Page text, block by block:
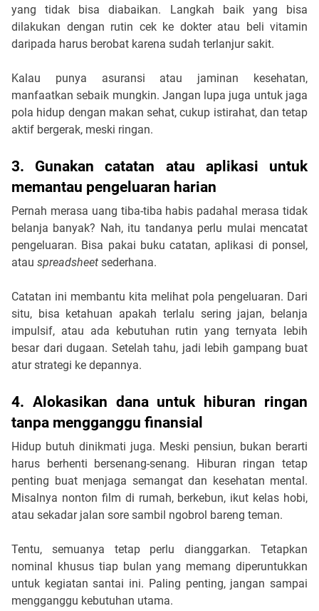
yang tidak bisa diabaikan. Langkah baik yang bisa
dilakukan dengan rutin cek ke dokter atau beli vitamin
daripada harus berobat karena sudah terlanjur sakit.
Kalau punya asuransi atau jaminan kesehatan,
manfaatkan sebaik mungkin. Jangan lupa juga untuk jaga
pola hidup dengan makan sehat, cukup istirahat, dan tetap
aktif bergerak, meski ringan.
3. Gunakan catatan atau aplikasi untuk
memantau pengeluaran harian
Pernah merasa uang tiba-tiba habis padahal merasa tidak
belanja banyak? Nah, itu tandanya perlu mulai mencatat
pengeluaran. Bisa pakai buku catatan, aplikasi di ponsel,
atau spreadsheet sederhana.
Catatan ini membantu kita melihat pola pengeluaran. Dari
situ, bisa ketahuan apakah terlalu sering jajan, belanja
impulsif, atau ada kebutuhan rutin yang ternyata lebih
besar dari dugaan. Setelah tahu, jadi lebih gampang buat
atur strategi ke depannya.
4. Alokasikan dana untuk hiburan ringan
tanpa mengganggu finansial
Hidup butuh dinikmati juga. Meski pensiun, bukan berarti
harus berhenti bersenang-senang. Hiburan ringan tetap
penting buat menjaga semangat dan kesehatan mental.
Misalnya nonton film di rumah, berkebun, ikut kelas hobi,
atau sekadar jalan sore sambil ngobrol bareng teman.
Tentu, semuanya tetap perlu dianggarkan. Tetapkan
nominal khusus tiap bulan yang memang diperuntukkan
untuk kegiatan santai ini. Paling penting, jangan sampai
mengganggu kebutuhan utama.